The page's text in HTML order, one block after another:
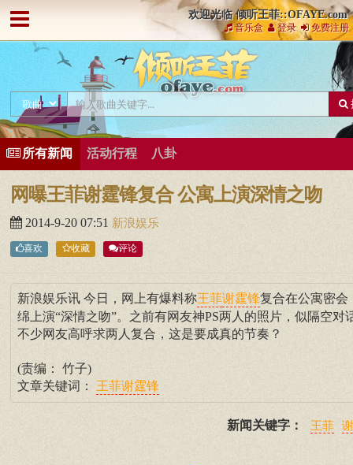
欢迎光临 倾听王菲::OFAYE.com
音乐盒 登录 免费注册
所有新闻 活动行程 八卦
网曝王菲谢霆锋复合 公寓上演深情之吻
2014-9-20 07:51 新浪娱乐
喜欢 收藏 评论
新浪娱乐讯 今日，网上有爆料称王菲谢霆锋复合在公寓密会
绵上演“深情之吻”。之前有网友神PS两人的照片，似隔空对
不少网友高呼求两人复合，这是要成真的节奏？
(责编： 竹子)
文章关键词： 王菲谢霆锋
新闻关键字： 王菲